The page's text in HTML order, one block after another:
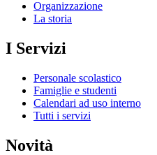
Organizzazione
La storia
I Servizi
Personale scolastico
Famiglie e studenti
Calendari ad uso interno
Tutti i servizi
Novità